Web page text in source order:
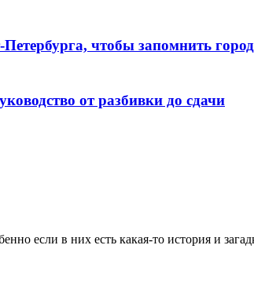
чтобы запомнить город
от разбивки до сдачи
если в них есть какая-то история и